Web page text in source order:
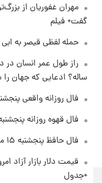
مهران غفوریان از
گفت+ فیلم
حمله لفظی قیصر به
ساله؟ ادعایی که جهان
فال روزانه واقعی پنجشنبه ۱۵ مرداد
فال قهوه روزانه پنجشنبه ۱۵ مرداد ماه
فال حافظ پنجشنبه ۱۵ مرداد ماه ۱۴۰۵
+جدول